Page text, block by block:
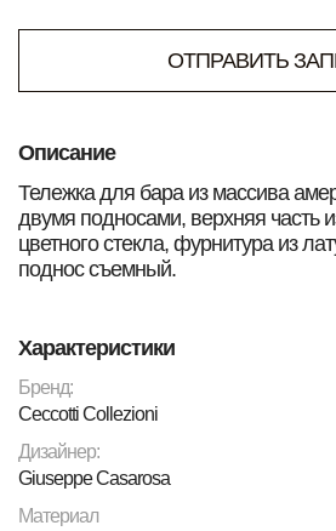
ОТПРАВИТЬ
Описание
Тележка для бара из массива
двумя подносами, верхняя часть
цветного стекла, фурнитура из
поднос съемный.
Характеристики
Бренд:
Ceccotti Collezioni
Дизайнер:
Giuseppe Casarosa
Материал